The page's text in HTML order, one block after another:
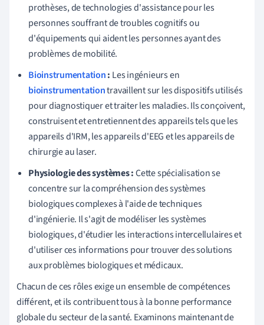
prothèses, de technologies d'assistance pour les
personnes souffrant de troubles cognitifs ou
d'équipements qui aident les personnes ayant des
problèmes de mobilité.
Bioinstrumentation: Les ingénieurs en
bioinstrumentationtravaillent sur les dispositifs utilisés
pour diagnostiquer et traiter les maladies. Ils conçoivent,
construisent et entretiennent des appareils tels que les
appareils d'IRM, les appareils d'EEG et les appareils de
chirurgie au laser.
Physiologie des systèmes :Cette spécialisation se
concentre sur la compréhension des systèmes
biologiques complexes à l'aide de techniques
d'ingénierie. Il s'agit de modéliser les systèmes
biologiques, d'étudier les interactions intercellulaires et
d'utiliser ces informations pour trouver des solutions
aux problèmes biologiques et médicaux.
Chacun de ces rôles exige un ensemble de compétences
différent, et ils contribuent tous à la bonne performance
globale du secteur de la santé. Examinons maintenant de